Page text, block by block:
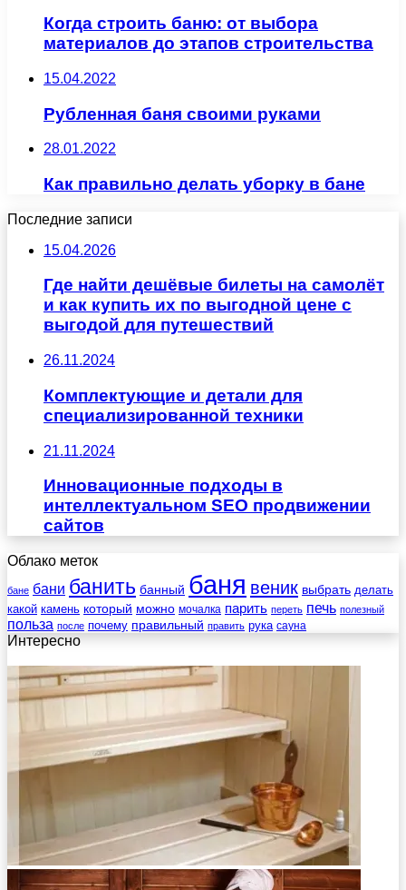
Когда строить баню: от выбора
материалов до этапов строительства
15.04.2022
Рубленная баня своими руками
28.01.2022
Как правильно делать уборку в бане
Последние записи
15.04.2026
Где найти дешёвые билеты на самолёт
и как купить их по выгодной цене с
выгодой для путешествий
26.11.2024
Комплектующие и детали для
специализированной техники
21.11.2024
Инновационные подходы в
интеллектуальном SEO продвижении
сайтов
Облако меток
бане бани банить банный баня веник выбрать делать
какой камень который можно мочалка парить переть печь полезный
польза после почему правильный править рука сауна
Интересно